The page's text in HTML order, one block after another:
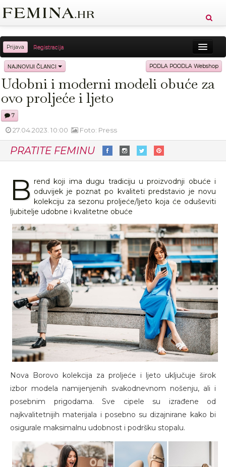
Prijava Registracija
Sreća Zdravlje Vitkost
Moda Ljubav Relax Putovanja Recepti
Proizvodi
NAJNOVIJI ČLANCI PODLA POODLA Webshop
Udobni i moderni modeli obuće za
ovo proljeće i ljeto
7
27.04.2023. 10:00 Foto: Press
PRATITE FEMINU
B rend koji ima dugu tradiciju u proizvodnji obuće i
oduvijek je poznat po kvaliteti predstavio je novu
kolekciju za sezonu proljeće/ljeto koja će oduševiti
ljubitelje udobne i kvalitetne obuće
Nova Borovo kolekcija za proljeće i ljeto uključuje širok
izbor modela namijenjenih svakodnevnom nošenju, ali i
posebnim prigodama. Sve cipele su izrađene od
najkvalitetnijih materijala i posebno su dizajnirane kako bi
osigurale maksimalnu udobnost i podršku stopalu.